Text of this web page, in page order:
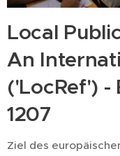
Local
An
('LocRef') -
1207
Ziel des